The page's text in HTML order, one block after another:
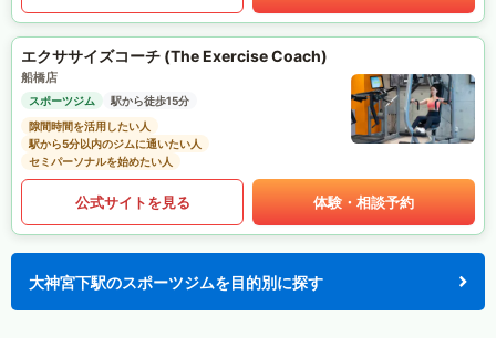
エクササイズコーチ (The Exercise Coach)
船橋店
スポーツジム
駅から徒歩15分
隙間時間を活用したい人
駅から5分以内のジムに通いたい人
セミパーソナルを始めたい人
公式サイトを見る 体験・相談予約
大神宮下駅のスポーツジムを目的別に探す